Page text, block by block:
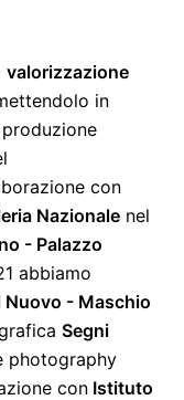
valorizzazione
in
con
Nazionale nel
- Palazzo
abbiamo
Nuovo - Maschio
Segni
photography
con Istituto